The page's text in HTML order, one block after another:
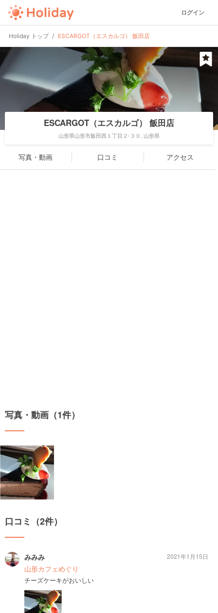
ログイン
Holiday トップ ESCARGOT（エスカルゴ） 飯田店
ESCARGOT（エスカルゴ） 飯田店
山形県山形市飯田西１丁目２-３０, 山形県
写真・動画 口コミ アクセス
写真・動画（1件）
口コミ（2件）
みみみ
山形カフェめぐり
チーズケーキがおいしい
2021年1月15日